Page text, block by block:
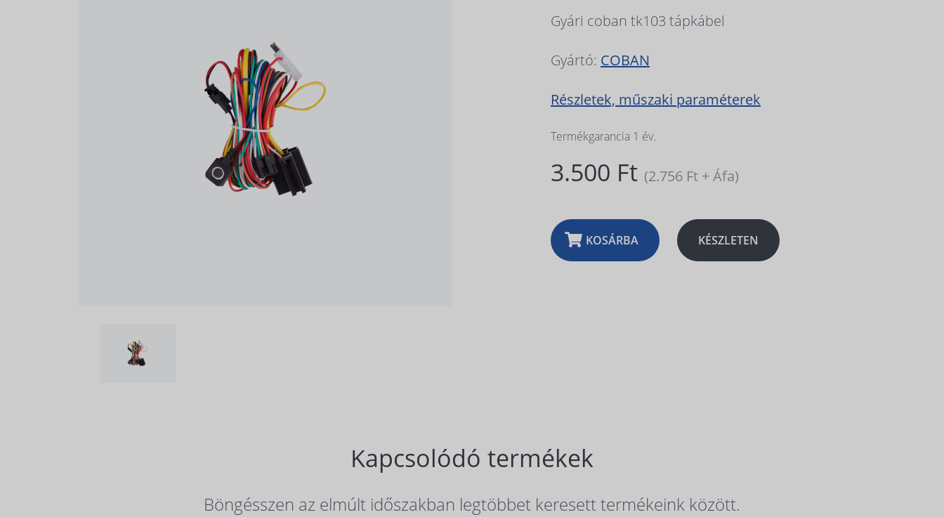
Gyári coban tk103 tápkábel
Gyártó: COBAN
Részletek, műszaki paraméterek
Termékgarancia 1 év.
3.500 Ft (2.756 Ft + Áfa)
KOSÁRBA KÉSZLETEN
Kapcsolódó termékek
Böngésszen az elmúlt időszakban legtöbbet keresett termékeink között.